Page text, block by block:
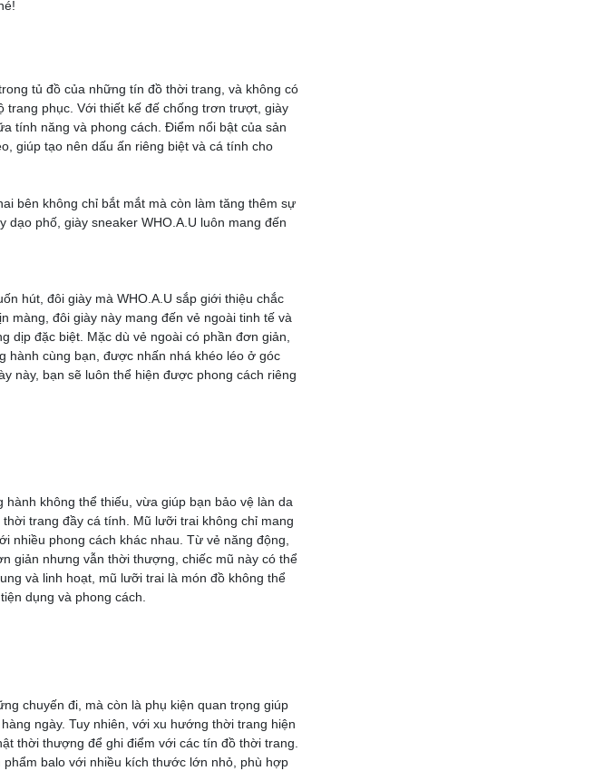
tủ đồ của những tín đồ thời trang, và không có
trang phục. Với thiết kế đế chống trơn trượt, giày
tính năng và phong cách. Điểm nổi bật của sản
giúp tạo nên dấu ấn riêng biệt và cá tính cho
bên không chỉ bắt mắt mà còn làm tăng thêm sự
phố, giày sneaker WHO.A.U luôn mang đến
hút, đôi giày mà WHO.A.U sắp giới thiệu chắc
màng, đôi giày này mang đến vẻ ngoài tinh tế và
đặc biệt. Mặc dù vẻ ngoài có phần đơn giản,
hành cùng bạn, được nhấn nhá khéo léo ở góc
này, bạn sẽ luôn thể hiện được phong cách riêng
không thể thiếu, vừa giúp bạn bảo vệ làn da
trang đầy cá tính. Mũ lưỡi trai không chỉ mang
nhiều phong cách khác nhau. Từ vẻ năng động,
giản nhưng vẫn thời thượng, chiếc mũ này có thể
và linh hoạt, mũ lưỡi trai là món đồ không thể
dụng và phong cách.
chuyến đi, mà còn là phụ kiện quan trọng giúp
ngày. Tuy nhiên, với xu hướng thời trang hiện
thời thượng để ghi điểm với các tín đồ thời trang.
balo với nhiều kích thước lớn nhỏ, phù hợp